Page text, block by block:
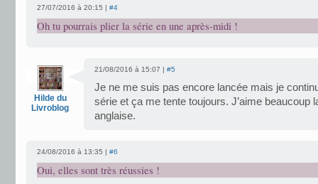
27/07/2016 à 20:15 | #4
Oh tu pourrais plier la série en une après-midi !
Hilde du
Livroblog
21/08/2016 à 15:07 | #5
Je ne me suis pas encore lancée mais je
série et ça me tente toujours. J’aime beaucoup
anglaise.
24/08/2016 à 13:35 | #6
Oui, elles sont très réussies !